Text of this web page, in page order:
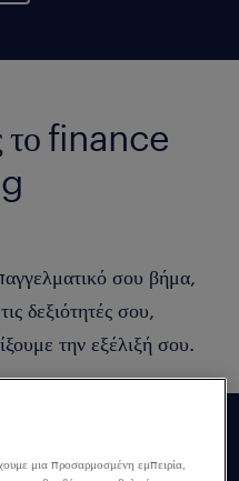
το finance
σου βήμα,
δεξιότητές σου,
την εξέλιξή σου.
μια προσαρμοσμένη εμπειρία,